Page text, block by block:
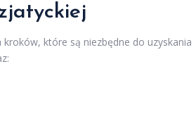
które są niezbędne do uzyskania